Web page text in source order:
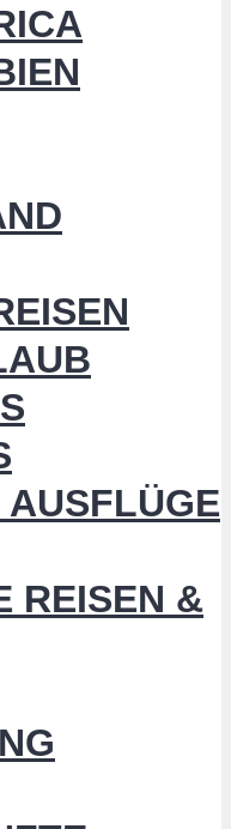
REISEN &